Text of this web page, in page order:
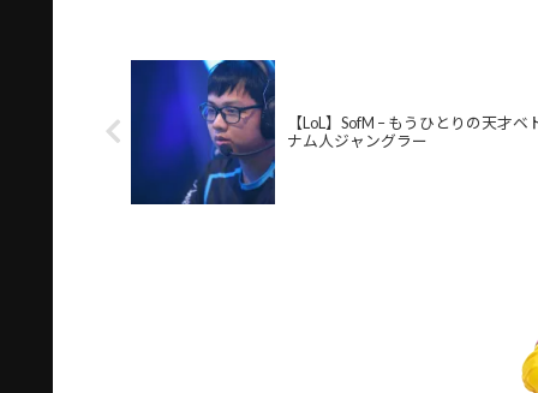
【LoL】SofM – もうひとりの天才ベ
ナム人ジャングラー